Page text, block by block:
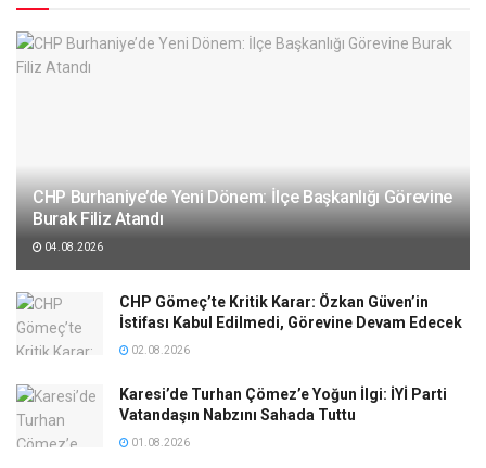
CHP Burhaniye’de Yeni Dönem: İlçe Başkanlığı Görevine
Burak Filiz Atandı
04.08.2026
CHP Gömeç’te Kritik Karar: Özkan Güven’in
İstifası Kabul Edilmedi, Görevine Devam Edecek
02.08.2026
Karesi’de Turhan Çömez’e Yoğun İlgi: İYİ Parti
Vatandaşın Nabzını Sahada Tuttu
01.08.2026